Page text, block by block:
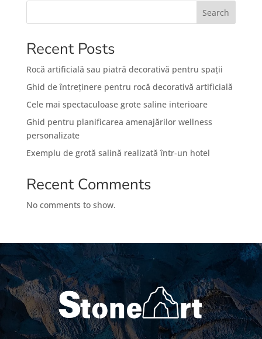
Search
Recent Posts
Rocă artificială sau piatră decorativă pentru spații
Ghid de întreținere pentru rocă decorativă artificială
Cele mai spectaculoase grote saline interioare
Ghid pentru planificarea amenajărilor wellness
personalizate
Exemplu de grotă salină realizată într-un hotel
Recent Comments
No comments to show.